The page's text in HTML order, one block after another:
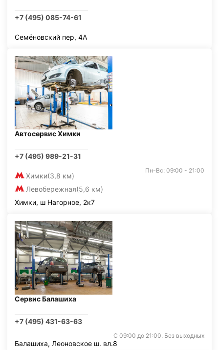
+7 (495) 085-74-61
Семёновский пер, 4А
Автосервис Химки
+7 (495) 989-21-31
Химки(3,8 км)
Левобережная(5,6 км)
Пн-Вс: 09:00 - 21:00
Химки, ш Нагорное, 2к7
Сервис Балашиха
+7 (495) 431-63-63
С 09:00 до 21:00. Без выходных
Балашиха, Леоновское ш. вл.8